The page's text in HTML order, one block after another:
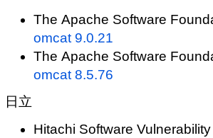
The Apache Software
omcat 9.0.21
The Apache Software
omcat 8.5.76
日立
Hitachi Software